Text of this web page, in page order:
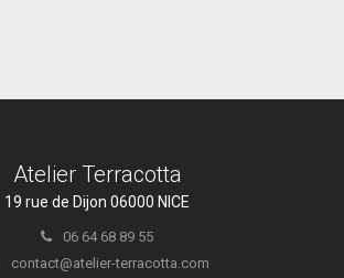
Atelier Terracotta
19 rue de Dijon 06000 NICE
06 64 68 89 55
contact@atelier-terracotta.com